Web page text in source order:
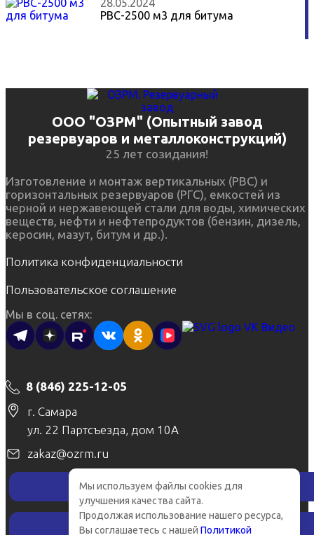
28.05.2024
РВС-2500 м3 для битума
ООО "ОЗРМ" (Опытный завод
резервуаров и металлоконструкций)
25 лет созидания!
Мы в соц. сетях:
Изготовление и монтаж вертикальных (РВС) и
горизонтальных резервуаров (РГС), емкостей из
черной и нержавеющей стали для воды, химических
веществ, нефти и нефтепродуктов (бензин, дизель,
керосин, мазут, битум и др.).
Политика конфиденциальности
Пользовательское соглашение
8 (846) 225-12-05
г. Самара
ул. 22 Партсъезда, дом 10А
zakaz@ozrm.ru
Заказать звонок
Рассчитать стоимость
×
Мы используем файлы cookies для
улучшения качества сайта.
Продолжая использование нашего ресурса,
Вы соглашаетесь с нашей Политикой